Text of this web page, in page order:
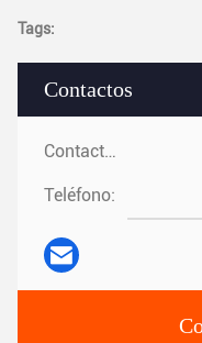
Contactos
Contactos:
Teléfono:
Tags: